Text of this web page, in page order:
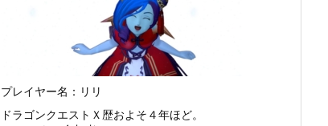
プレイヤー名：リリ
ドラゴンクエストＸ歴およそ４年ほど。